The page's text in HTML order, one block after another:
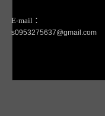
E-mail：
s0953275637@gmail.com